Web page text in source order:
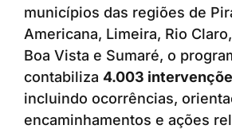
municípios das regiões de
Americana, Limeira, Rio
Boa Vista e Sumaré, o
contabiliza 4.003
incluindo ocorrências,
encaminhamentos e ações